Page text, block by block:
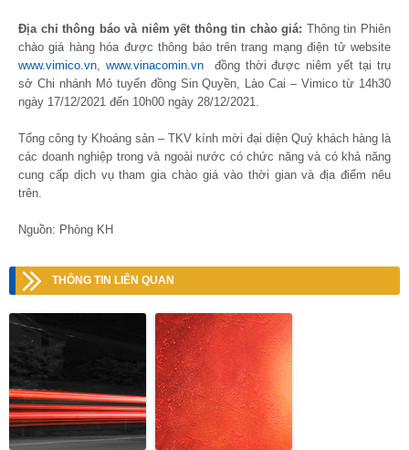
Địa chỉ thông báo và niêm yết thông tin chào giá: Thông tin Phiên
chào giá hàng hóa được thông báo trên trang mạng điện tử website
www.vimico.vn, www.vinacomin.vnđồng thời được niêm yết tại trụ
sở Chi nhánh Mỏ tuyển đồng Sin Quyền, Lào Cai – Vimico từ 14h30
ngày 17/12/2021 đến 10h00 ngày 28/12/2021.
Tổng công ty Khoáng sản – TKV kính mời đại diện Quý khách hàng là
các doanh nghiệp trong và ngoài nước có chức năng và có khả năng
cung cấp dịch vụ tham gia chào giá vào thời gian và địa điểm nêu
trên.
Nguồn: Phòng KH
THÔNG TIN LIÊN QUAN